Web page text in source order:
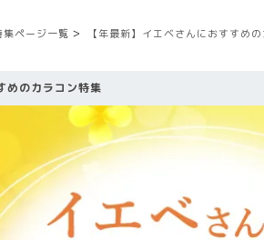
集ページ一覧 【 年最新】イエベさんにおすすめ
めのカラコン特集